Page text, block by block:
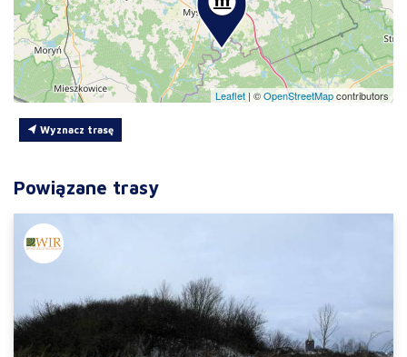
Leaflet | ©OpenStreetMapcontributors
Wyznacz trasę
Powiązane trasy